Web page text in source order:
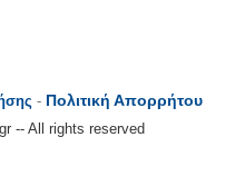
- Πολιτική Απορρήτου
-- All rights reserved